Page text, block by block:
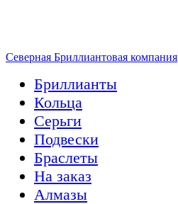
Северная Бриллиантовая компания
Бриллианты
Кольца
Серьги
Подвески
Браслеты
На заказ
Алмазы